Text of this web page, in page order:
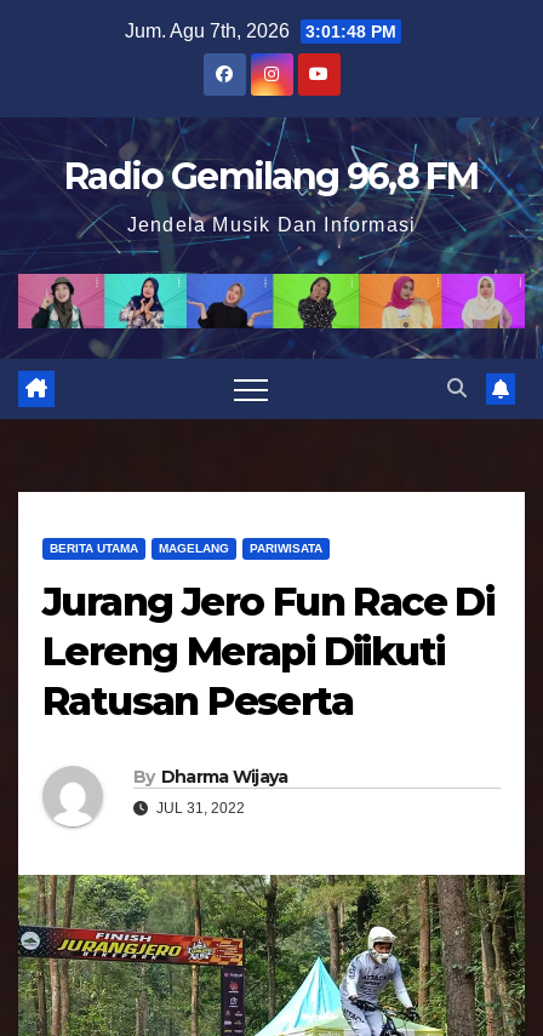
t
o
n
Jum. Agu 7th, 2026 3:01:49 PM
Radio Gemilang 96,8 FM
Jendela Musik Dan Informasi
BERITA UTAMA MAGELANG PARIWISATA
Jurang Jero Fun Race Di
Lereng Merapi Diikuti
Ratusan Peserta
By Dharma Wijaya
JUL 31, 2022